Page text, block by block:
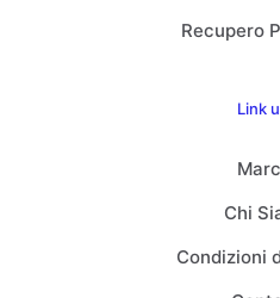
Recupero
Link
Chi
Condizioni